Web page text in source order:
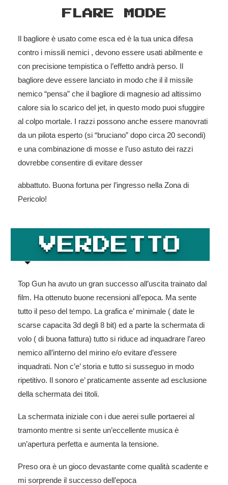
FLARE MODE
Il bagliore è usato come esca ed è la tua unica difesa
contro i missili nemici , devono essere usati abilmente e
con precisione tempistica o l’effetto andrà perso. Il
bagliore deve essere lanciato in modo che il il missile
nemico “pensa” che il bagliore di magnesio ad altissimo
calore sia lo scarico del jet, in questo modo puoi sfuggire
al colpo mortale. I razzi possono anche essere manovrati
da un pilota esperto (si “bruciano” dopo circa 20 secondi)
e una combinazione di mosse e l’uso astuto dei razzi
dovrebbe consentire di evitare desser
abbattuto. Buona fortuna per l’ingresso nella Zona di
Pericolo!
VERDETTO
Top Gun ha avuto un gran successo all’uscita trainato dal
film. Ha ottenuto buone recensioni all’epoca. Ma sente
tutto il peso del tempo. La grafica e’ minimale ( date le
scarse capacita 3d degli 8 bit) ed a parte la schermata di
volo ( di buona fattura) tutto si riduce ad inquadrare l’areo
nemico all’interno del mirino e/o evitare d’essere
inquadrati. Non c’e’ storia e tutto si susseguo in modo
ripetitivo. Il sonoro e’ praticamente assente ad esclusione
della schermata dei titoli.
La schermata iniziale con i due aerei sulle portaerei al
tramonto mentre si sente un’eccellente musica è
un’apertura perfetta e aumenta la tensione.
Preso ora è un gioco devastante come qualità scadente e
mi sorprende il successo dell’epoca